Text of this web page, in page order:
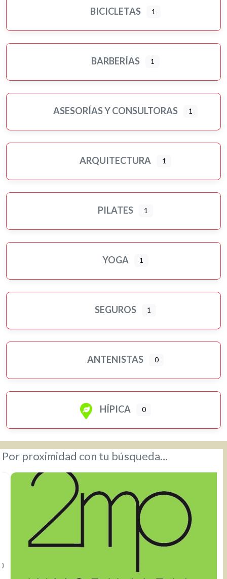
BICICLETAS 1
BARBERÍAS 1
ASESORÍAS Y CONSULTORAS 1
ARQUITECTURA 1
PILATES 1
YOGA 1
SEGUROS 1
ANTENISTAS 0
HÍPICA 0
Por proximidad con tu búsqueda…